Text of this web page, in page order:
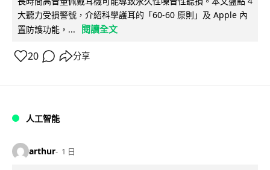
大聽力受損警號，介紹科學護耳的「60-60 原則」及 Apple 內
置防護功能，...
閱讀全文
20 分享
人工智能
arthur 1 日